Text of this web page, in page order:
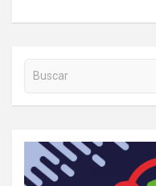
Buscar en la web